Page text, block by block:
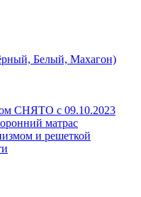
Белый, Махагон)
СНЯТО с 09.10.2023
матрас
и решеткой